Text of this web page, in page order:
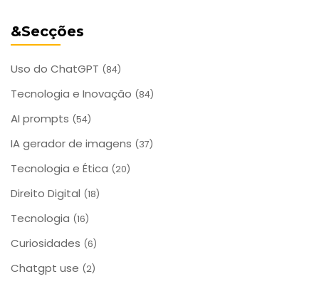
&Secções
Uso do ChatGPT (84)
Tecnologia e Inovação (84)
AI prompts (54)
IA gerador de imagens (37)
Tecnologia e Ética (20)
Direito Digital (18)
Tecnologia (16)
Curiosidades (6)
Chatgpt use (2)